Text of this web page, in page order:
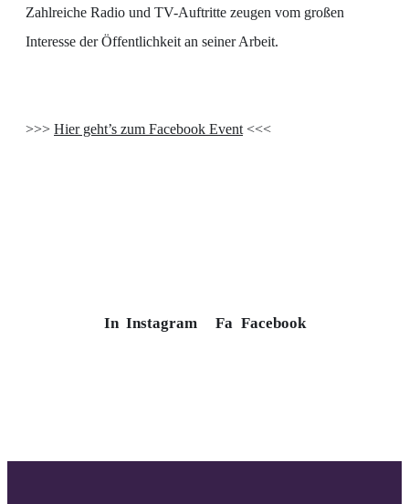
Zahlreiche Radio und TV-Auftritte zeugen vom großen
Interesse der Öffentlichkeit an seiner Arbeit.
>>> Hier geht’s zum Facebook Event <<<
In Instagram Fa Facebook